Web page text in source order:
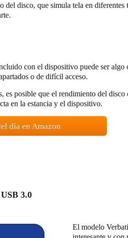
del disco, que simula tela en
con el dispositivo puede ser algo
o de difícil acceso.
es posible que el rendimiento del
en la estancia y el dispositivo.
día en Amazon
3.0
El modelo